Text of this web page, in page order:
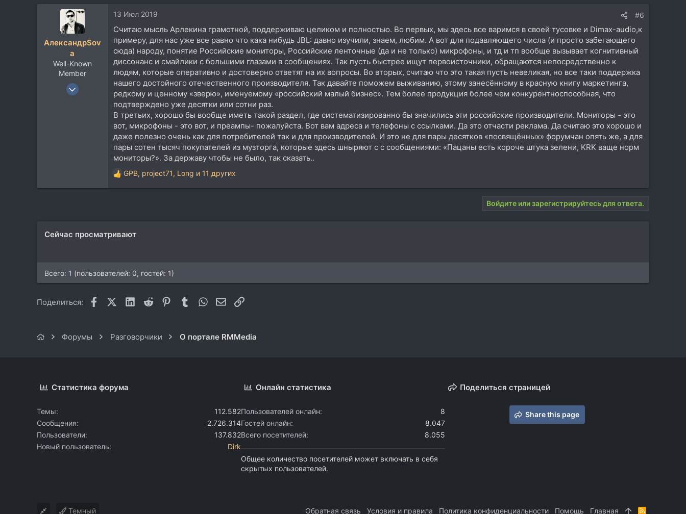
планета The мля
к
и
и
:
АлександрSov
a
Well-Known
Member
29 Янв 2018
13 Июл 2019 #6
Считаю мысль Арлекина грамотной, поддерживаю целиком и полностью. Во первых, мы здесь все варимся в своей тусовке и Dimax-audio,к
примеру, для нас уже все равно что кака нибудь JBL: давно изучили, знаем, любим. А вот для подавляющего числа (и просто забегающего
сюда) народу, понятие Российские мониторы, Российские ленточные (да и не только) микрофоны, и тд и тп вообще вызывает когнитивный
диссонанс и смайлики с большими глазами в сообщениях. Так пусть быстрее ищут первоисточники, обращаются непосредственно к
людям, которые оперативно и достоверно ответят на их вопросы. Во вторых, считаю что это такая пусть невеликая, но все таки поддержка
нашего достойного отечественного производителя. Так давайте поможем выживанию, этому занесённому в красную книгу маркетинга,
редкому и ценному «зверю», именуемому «российский малый бизнес». Тем более продукция более чем конкурентноспособная, что
подтверждено уже десятки или сотни раз.
В третьих, хорошо бы вообще иметь такой раздел, где систематизированно бы значились эти российские производители. Мониторы - это
вот, микрофоны - это вот, и преампы- пожалуйста. Вот вам адреса и телефоны с ссылками. Да это отчасти реклама. Да считаю это хорошо и
даже полезно очень как для потребителей так и для производителей. И это не для пары десятков «посвящённых» форумчан опять же, а для
пары сотен тысяч покупателей из музторга, которые здесь шныряют с с сообщениями: «Пацаны есть короче штука зелени, KRK ваще норм
мониторы?». За державу чтобы не было, так сказать..
Р
е
и
GPB, project71, Long и 11 других
Войдите или зарегистрируйтесь для ответа.
Сейчас просматривают
Всего: 1 (пользователей: 0, гостей: 1)
Поделиться: FacebookX (Twitter)
LinkedIn
Reddit Pinterest
TumblrWhatsAppЭлектронная почта
Ссылка
Форумы Разговорчики О портале RMMedia
Статистика форума
Темы
112.582
Сообщения
2.726.314
Пользователи
137.832
Новый пользователь
Dirk
Онлайн статистика
Пользователей онлайн
8
Гостей онлайн
8.047
Всего посетителей
8.055
Общее количество посетителей может включать в себя
скрытых пользователей.
Поделиться страницей
Share this page
Темный Обратная связь Условия и правила Политика конфиденциальности Помощь Главная R